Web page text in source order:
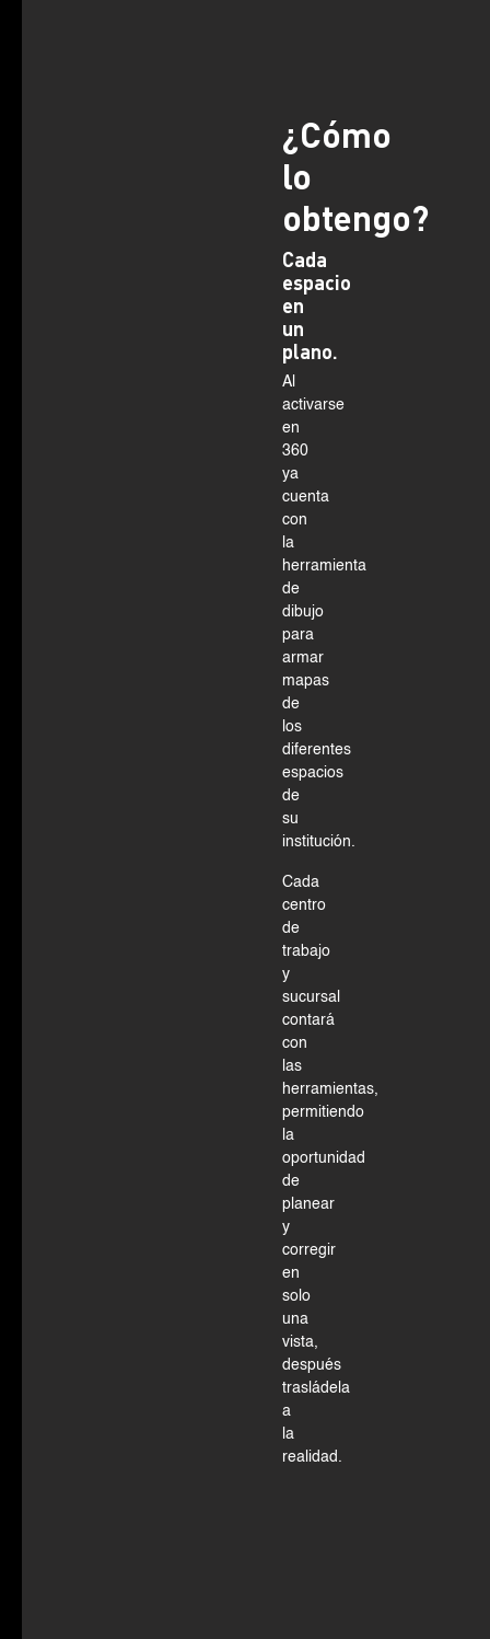
¿Cómo
lo
obtengo?
Cada
espacio
en
un
plano.
Al
activarse
en
360
ya
cuenta
con
la
herramienta
de
dibujo
para
armar
mapas
de
los
diferentes
espacios
de
su
institución.
Cada
centro
de
trabajo
y
sucursal
contará
con
las
herramientas,
permitiendo
la
oportunidad
de
planear
y
corregir
en
solo
una
vista,
después
trasládela
a
la
realidad.